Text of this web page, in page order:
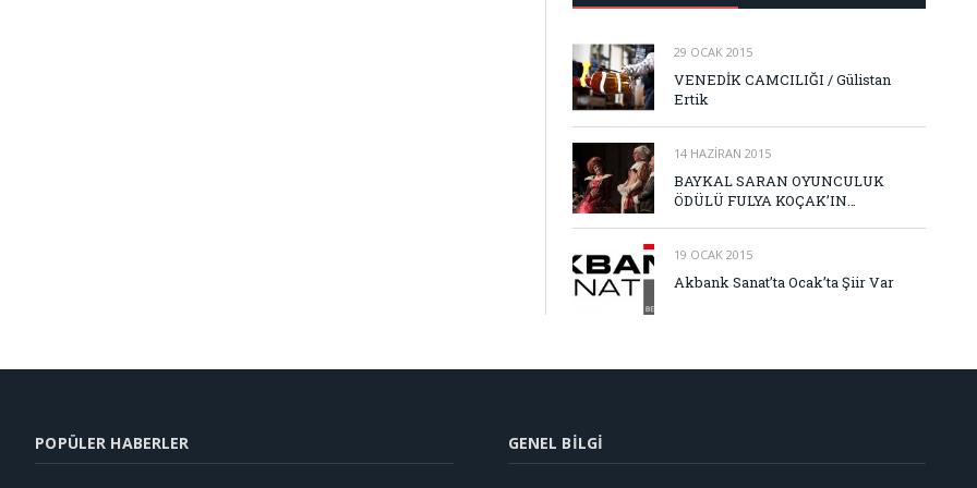
29 OCAK 2015
VENEDİK CAMCILIĞI / Gülistan
Ertik
14 HAZIRAN 2015
BAYKAL SARAN OYUNCULUK
ÖDÜLÜ FULYA KOÇAK’IN…
19 OCAK 2015
Akbank Sanat’ta Ocak’ta Şiir Var
POPÜLER HABERLER GENEL BILGI